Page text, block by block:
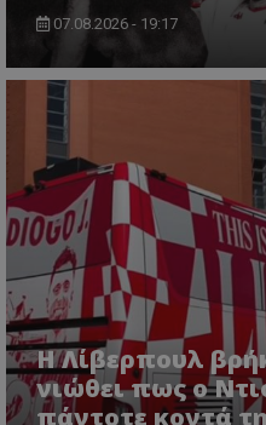
07.08.2026 - 19:17
Η Λίβερπουλ
νιώθει πως ο
πάντοτε κοντά